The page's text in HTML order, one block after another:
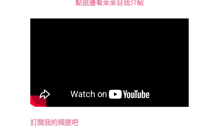
點這邊看茉茉自我介紹
訂閱我的頻道吧